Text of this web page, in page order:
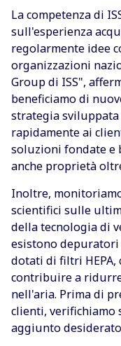
La competenza di
sull'esperienza
regolarmente idee
organizzazioni
Group di ISS",
beneficiamo di
strategia
rapidamente ai
soluzioni fondate e
anche proprietà
Inoltre,
scientifici sulle
della tecnologia di
esistono
dotati di filtri HEPA,
contribuire a
nell'aria. Prima di
clienti, verifichiamo
aggiunto